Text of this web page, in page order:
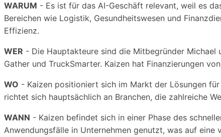
WARUM - Es ist für das AI-Geschäft relevant, weil es
Bereichen wie Logistik, Gesundheitswesen und
Effizienz.
WER - Die Hauptakteure sind die Mitbegründer
Gather und TruckSmarter. Kaizen hat Finanzierungen
WO - Kaizen positioniert sich im Markt der Lösungen
richtet sich hauptsächlich an Branchen, die zahlreiche
WANN - Kaizen befindet sich in einer Phase des
Anwendungsfälle in Unternehmen genutzt, was auf